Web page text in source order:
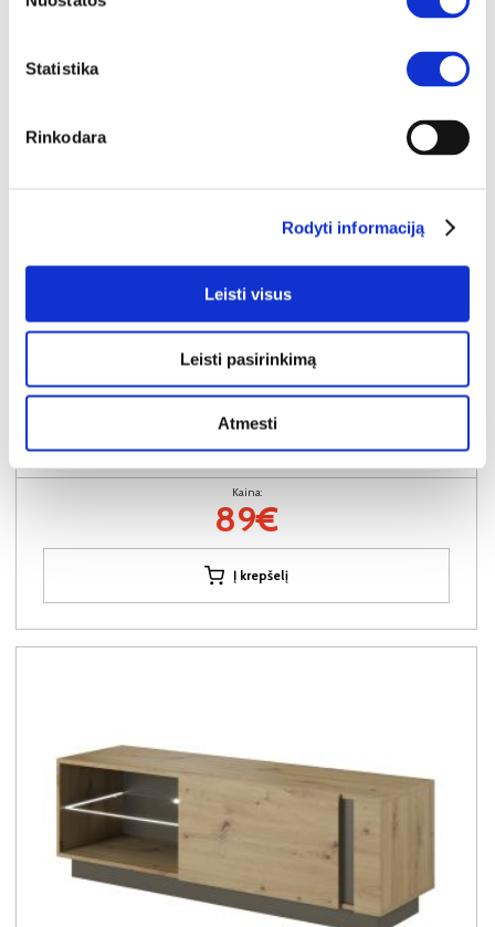
Statistika
Rinkodara
Rodyti informaciją
Leisti visus
Leisti pasirinkimą
Atmesti
YRA SANDĖLYJE
Kaina:
89€
Į krepšelį